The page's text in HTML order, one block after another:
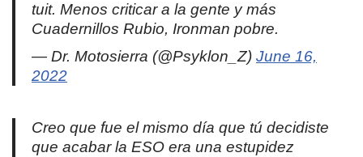
tuit. Menos criticar a la gente y más
Cuadernillos Rubio, Ironman pobre.
— Dr. Motosierra (@Psyklon_Z) June 16,
2022
Creo que fue el mismo día que tú decidiste
que acabar la ESO era una estupidez